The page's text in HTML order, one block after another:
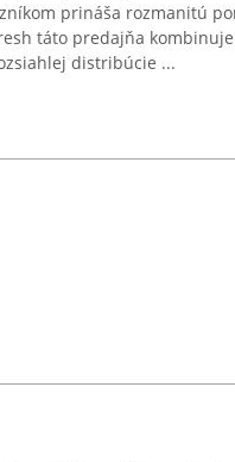
prináša rozmanitú
táto predajňa
distribúcie ...